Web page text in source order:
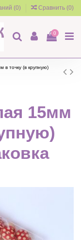
(0) Сравнить (0)
0
в точку (в крупную)
15мм